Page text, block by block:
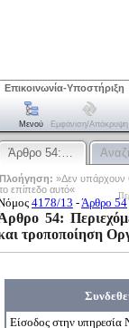
Επικοινωνία-Υποστήριξη
Μενού Εμφάνιση/απόκρυψη
Άρθρο 54:…